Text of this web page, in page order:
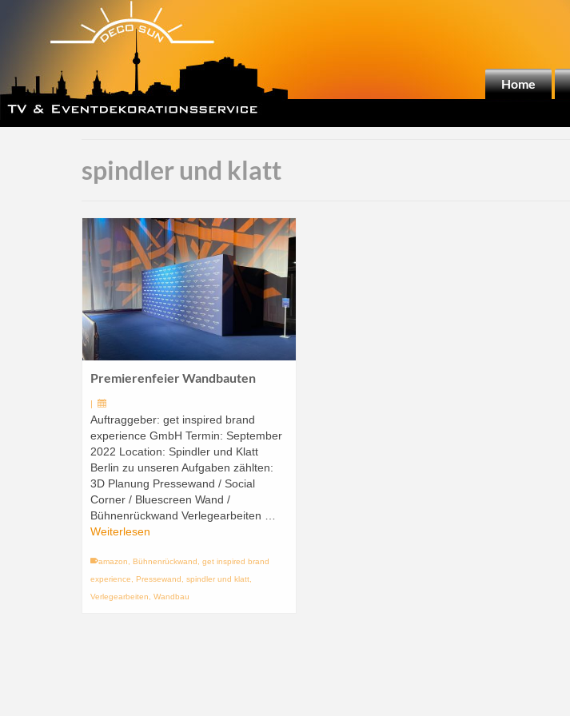
Home
spindler und klatt
Premierenfeier Wandbauten
|
Auftraggeber: get inspired brand
experience GmbH Termin: September
2022 Location: Spindler und Klatt
Berlin zu unseren Aufgaben zählten:
3D Planung Pressewand / Social
Corner / Bluescreen Wand /
Bühnenrückwand Verlegearbeiten …
Weiterlesen
amazon Bühnenrückwand
get inspired brand
experience
Pressewand spindler und klatt
Verlegearbeiten
Wandbau